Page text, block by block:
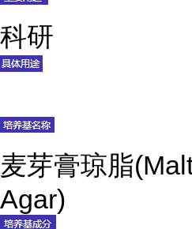
科研
麦芽膏琼脂
Agar)